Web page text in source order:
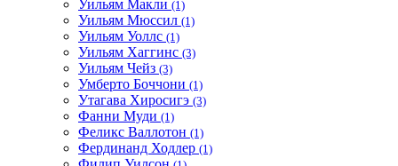
Уильям Макли (1)
Уильям Мюссил (1)
Уильям Уоллс (1)
Уильям Хаггинс (3)
Уильям Чейз (3)
Умберто Боччони (1)
Утагава Хиросигэ (3)
Фанни Муди (1)
Феликс Валлотон (1)
Фердинанд Ходлер (1)